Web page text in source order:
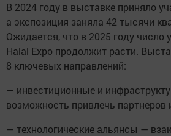
В 2024 году в выставке приняло
а экспозиция заняла 42 тысячи
Ожидается, что в 2025 году число
Halal Expo продолжит расти.
8 ключевых направлений:
— инвестиционные и
возможность привлечь партнеров
— технологические альянсы —